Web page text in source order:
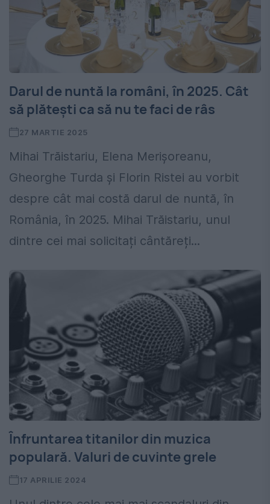
Darul de nuntă la români, în 2025. Cât
să plătești ca să nu te faci de râs
27 MARTIE 2025
Mihai Trăistariu, Elena Merișoreanu,
Gheorghe Turda și Florin Ristei au vorbit
despre cât mai costă darul de nuntă, în
România, în 2025. Mihai Trăistariu, unul
dintre cei mai solicitați cântăreți...
Înfruntarea titanilor din muzica
populară. Valuri de cuvinte grele
17 APRILIE 2024